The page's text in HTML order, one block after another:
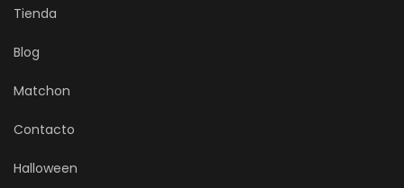
Tienda
Blog
Matchon
Contacto
Halloween